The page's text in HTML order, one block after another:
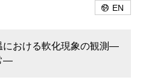
EN
における軟化現象の観測―
―